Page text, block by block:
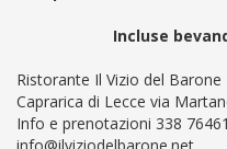
Incluse
Ristorante Il Vizio del Barone
Caprarica di Lecce via
Info e prenotazioni 338